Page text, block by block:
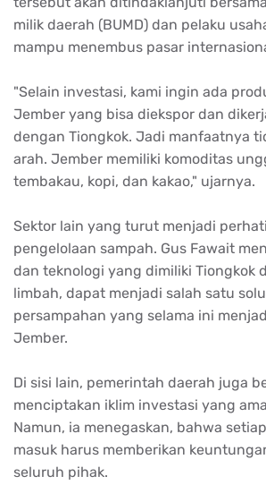
milik daerah (BUMD) dan pelaku
mampu menembus pasar
"Selain investasi, kami ingin ada
Jember yang bisa diekspor dan
dengan Tiongkok. Jadi manfaatnya
arah. Jember memiliki komoditas
tembakau, kopi, dan kakao," ujarnya.
Sektor lain yang turut menjadi
pengelolaan sampah. Gus Fawait
dan teknologi yang dimiliki Tiongkok
limbah, dapat menjadi salah satu
persampahan yang selama ini
Jember.
Di sisi lain, pemerintah daerah juga
menciptakan iklim investasi yang
Namun, ia menegaskan, bahwa
masuk harus memberikan
seluruh pihak.